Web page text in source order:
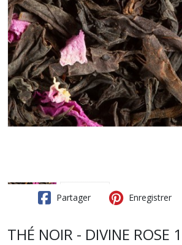
Partager Enregistrer
THÉ NOIR - DIVINE ROSE